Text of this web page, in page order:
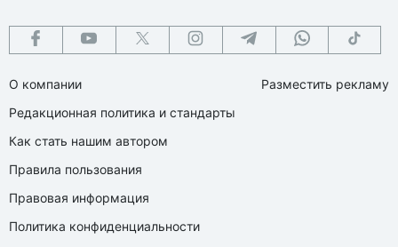
О компании
Редакционная политика и стандарты
Как стать нашим автором
Правила пользования
Правовая информация
Политика конфиденциальности
Разместить рекламу